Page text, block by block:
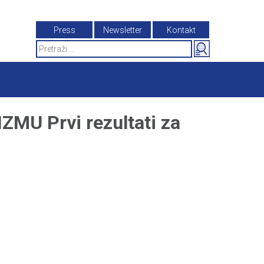
Press Newsletter
Kontakt
Search
for:
Prvi rezultati za